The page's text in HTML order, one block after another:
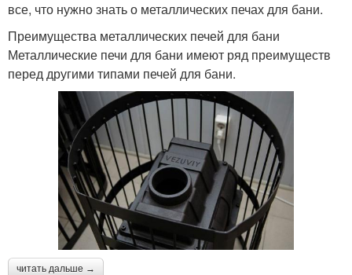
все, что нужно знать о металлических печах для бани.
Преимущества металлических печей для бани
Металлические печи для бани имеют ряд преимуществ
перед другими типами печей для бани.
читать дальше →